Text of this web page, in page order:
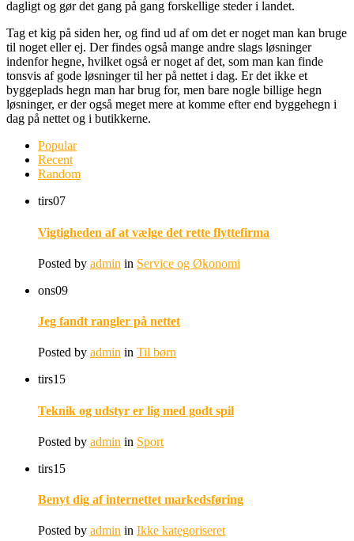
dagligt og gør det gang på gang forskellige steder i landet.
Tag et kig på siden her, og find ud af om det er noget man kan bruge
til noget eller ej. Der findes også mange andre slags løsninger
indenfor hegne, hvilket også er noget af det, som man kan finde
tonsvis af gode løsninger til her på nettet i dag. Er det ikke et
byggeplads hegn man har brug for, men bare nogle billige hegn
løsninger, er der også meget mere at komme efter end byggehegn i
dag på nettet og i butikkerne.
Popular
Recent
Random
tirs07
Vigtigheden af at vælge det rette flyttefirma
Posted by admin in Service og Økonomi
ons09
Jeg fandt rangler på nettet
Posted by admin in Til børn
tirs15
Teknik og udstyr er lig med godt spil
Posted by admin in Sport
tirs15
Benyt dig af internettet markedsføring
Posted by admin in Ikke kategoriseret